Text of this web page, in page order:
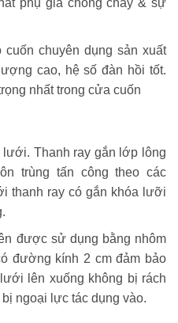
phụ gia chống cháy & sự
cuốn chuyên dụng sản xuất
cao, hệ số đàn hồi tốt.
nhất trong cửa cuốn
lưới. Thanh ray gắn lớp lông
trùng tấn công theo các
thanh ray có gắn khóa lưỡi
được sử dụng bằng nhôm
đường kính 2 cm đảm bảo
lên xuống không bị rách
ngoại lực tác dụng vào.